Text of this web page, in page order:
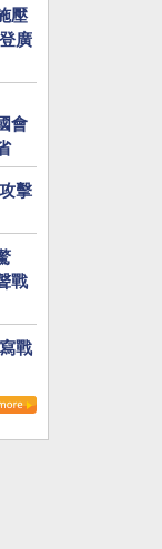
壓
廣
會
擊
戰
戰